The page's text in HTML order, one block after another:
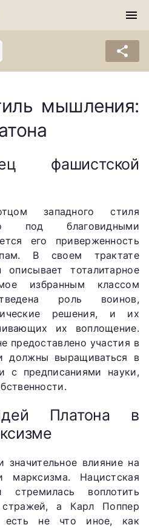
menu
share
мышления:
фашистской
западного стиля
под благовидными
его приверженность
В своем трактате
описывает тоталитарное
избранным классом
роль воинов,
решения, и их
их воплощение.
предоставлено участия в
должны выращиваться в
с предписаниями науки,
Платона в
значительное влияние на
марксизма. Нацистская
воплотить
стражей, а Карл Поппер
есть не что иное, как